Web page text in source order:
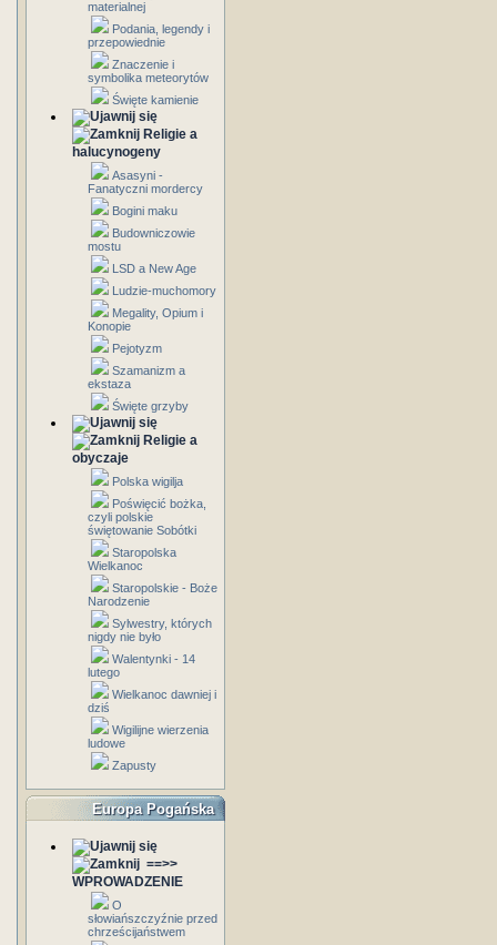
materialnej
Podania, legendy i
przepowiednie
Znaczenie i
symbolika meteorytów
Święte kamienie
Religie a
halucynogeny
Asasyni -
Fanatyczni mordercy
Bogini maku
Budowniczowie
mostu
LSD a New Age
Ludzie-muchomory
Megality, Opium i
Konopie
Pejotyzm
Szamanizm a
ekstaza
Święte grzyby
Religie a
obyczaje
Polska wigilja
Poświęcić bożka,
czyli polskie
świętowanie Sobótki
Staropolska
Wielkanoc
Staropolskie - Boże
Narodzenie
Sylwestry, których
nigdy nie było
Walentynki - 14
lutego
Wielkanoc dawniej i
dziś
Wigilijne wierzenia
ludowe
Zapusty
Europa Pogańska
==>>
WPROWADZENIE
O
słowiańszczyźnie przed
chrześcijaństwem